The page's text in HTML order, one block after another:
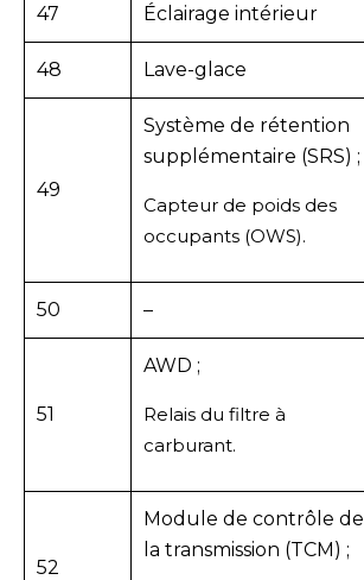
47 Éclairage intérieur
48 Lave-glace
49
Système de rétention
supplémentaire (SRS) ;
Capteur de poids des
occupants (OWS).
50 –
51
AWD ;
Relais du filtre à
carburant.
52
Module de contrôle de
la transmission (TCM) ;